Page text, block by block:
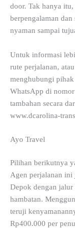
door. Tak hanya
berpengalaman dan
nyaman sampai
Untuk informasi
rute perjalanan,
menghubungi
WhatsApp di
tambahan secara
www.dcarolina-
Ayo Travel
Pilihan berikutnya
Agen perjalanan ini
Depok dengan
hambatan.
teruji
Rp400.000 per